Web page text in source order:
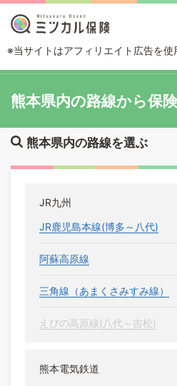
※当サイトはアフィリエイト広告を使
熊本県内の路線から保
熊本県内の路線を選ぶ
JR九州
JR鹿児島本線(博多～八代)
阿蘇高原線
三角線（あまくさみすみ線）
えびの高原線(八代～吉松)
熊本電気鉄道